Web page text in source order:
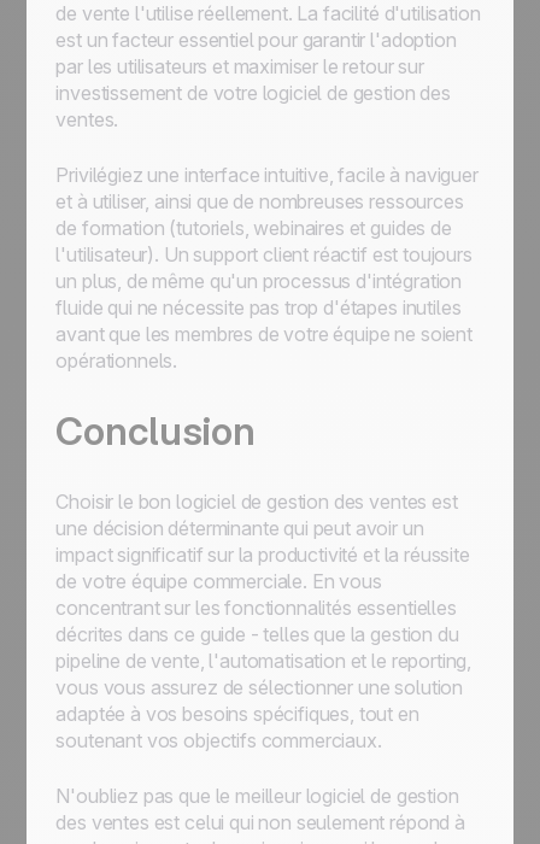
de vente l'utilise réellement. La facilité d'utilisation
est un facteur essentiel pour garantir l'adoption
par les utilisateurs et maximiser le retour sur
investissement de votre logiciel de gestion des
ventes.
Privilégiez une interface intuitive, facile à naviguer
et à utiliser, ainsi que de nombreuses ressources
de formation (tutoriels, webinaires et guides de
l'utilisateur). Un support client réactif est toujours
un plus, de même qu'un processus d'intégration
fluide qui ne nécessite pas trop d'étapes inutiles
avant que les membres de votre équipe ne soient
opérationnels.
Conclusion
Choisir le bon logiciel de gestion des ventes est
une décision déterminante qui peut avoir un
impact significatif sur la productivité et la réussite
de votre équipe commerciale. En vous
concentrant sur les fonctionnalités essentielles
décrites dans ce guide - telles que la gestion du
pipeline de vente, l'automatisation et le reporting,
vous vous assurez de sélectionner une solution
adaptée à vos besoins spécifiques, tout en
soutenant vos objectifs commerciaux.
N'oubliez pas que le meilleur logiciel de gestion
des ventes est celui qui non seulement répond à